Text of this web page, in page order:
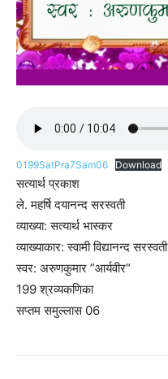
0199SatPra7Sam06 Download
सत्यार्थ प्रकाश
ले. महर्षि दयानन्द सरस्वती
व्याख्या: सत्यार्थ भास्कर
व्याख्याकार: स्वामी विद्यानन्द सरस्वती
स्वर: अरुणकुमार ”आर्यवीर“
199 श्रव्यकणिका
सप्तम समुल्लास 06